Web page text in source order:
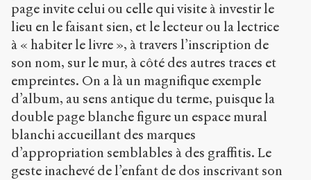
page invite celui ou celle qui visite à investir le
lieu en le faisant sien, et le lecteur ou la lectrice
à « habiter le livre », à travers l’inscription de
son nom, sur le mur, à côté des autres traces et
empreintes. On a là un magnifique exemple
d’album, au sens antique du terme, puisque la
double page blanche figure un espace mural
blanchi accueillant des marques
d’appropriation semblables à des graffitis. Le
geste inachevé de l’enfant de dos inscrivant son